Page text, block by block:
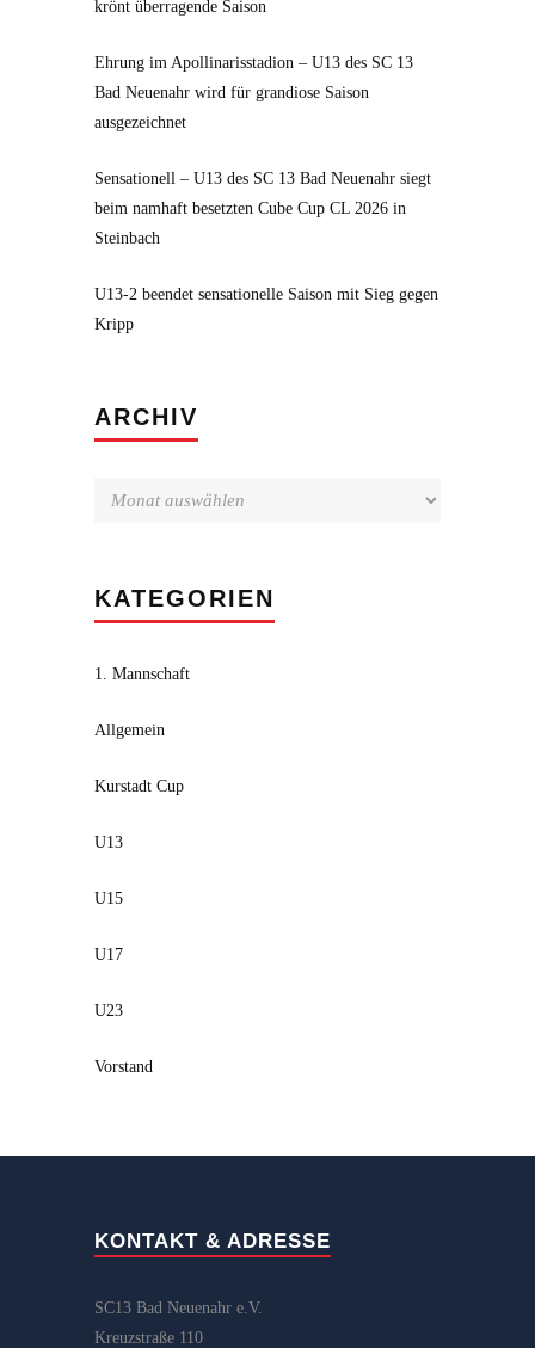
krönt überragende Saison
Ehrung im Apollinarisstadion – U13 des SC 13
Bad Neuenahr wird für grandiose Saison
ausgezeichnet
Sensationell – U13 des SC 13 Bad Neuenahr siegt
beim namhaft besetzten Cube Cup CL 2026 in
Steinbach
U13-2 beendet sensationelle Saison mit Sieg gegen
Kripp
ARCHIV
KATEGORIEN
1. Mannschaft
Allgemein
Kurstadt Cup
U13
U15
U17
U23
Vorstand
KONTAKT & ADRESSE
SC13 Bad Neuenahr e.V.
Kreuzstraße 110